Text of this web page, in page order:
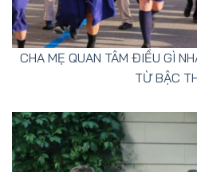
CHA MẸ QUAN TÂM ĐIỀU GÌ
TỪ BẬC